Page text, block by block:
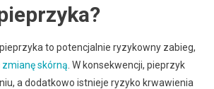
to potencjalnie ryzykowny zabieg,
zmianę skórną . W konsekwencji, pieprzyk
a dodatkowo istnieje ryzyko krwawienia